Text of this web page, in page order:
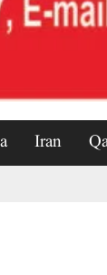
Iran